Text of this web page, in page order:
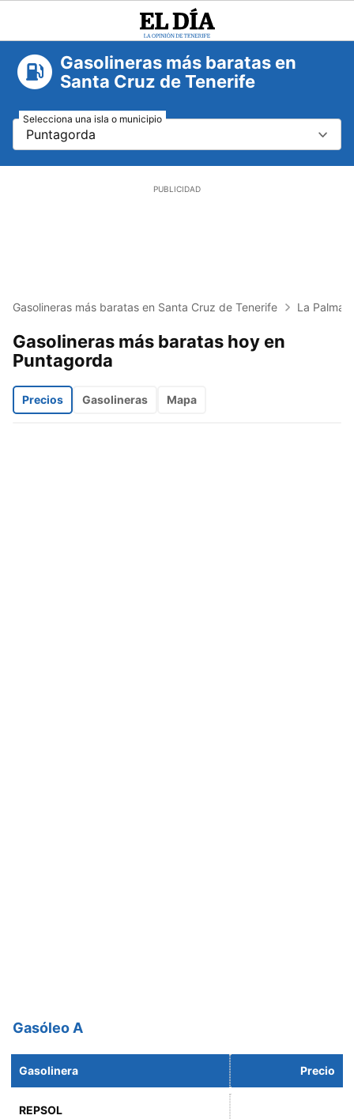
Día
Gasolineras más baratas en
Santa Cruz de Tenerife
Puntagorda
Selecciona una isla o municipio
Gasolineras más baratas en Santa Cruz de Tenerife La Palma
Gasolineras más baratas hoy en
Puntagorda
Precios Gasolineras Mapa
Gasóleo A
Gasolinera Precio
REPSOL